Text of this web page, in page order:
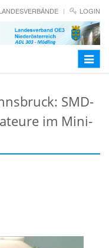
LOGIN
Toggle
SMD-
im Mini-